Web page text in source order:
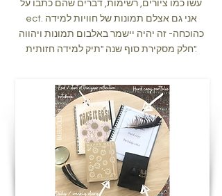
עשו כמו ציורים, רשימות, דברים שהם כתבו על
ect. אני גם אצלם תמונות של חוויות למידה
כהוכחה- זה יהיה יישמר באלבום תמונות ויהווה
חלק מסקירת סוף שנה "תיק למידה חזותית".